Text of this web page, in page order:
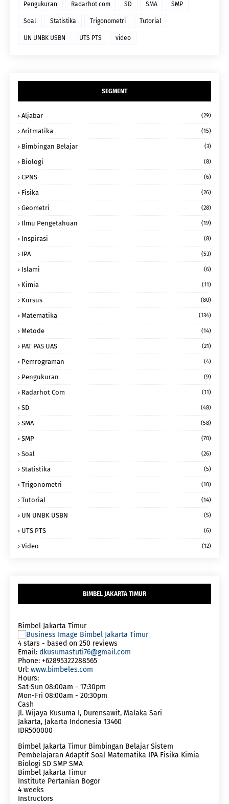
Pengukuran Radarhot com SD SMA SMP
Soal Statistika Trigonometri Tutorial
UN UNBK USBN UTS PTS video
SEGMENT
Aljabar (29)
Aritmatika (15)
Bimbingan Belajar (3)
Biologi (8)
CPNS (6)
Fisika (26)
Geometri (28)
Ilmu Pengetahuan (19)
Inspirasi (8)
IPA (53)
Islami (6)
Kimia (11)
Kursus (80)
Matematika (134)
Metode (14)
PAT PAS UAS (21)
Pemrograman (4)
Pengukuran (9)
Radarhot Com (11)
SD (48)
SMA (58)
SMP (70)
Soal (26)
Statistika (5)
Trigonometri (10)
Tutorial (14)
UN UNBK USBN (5)
UTS PTS (6)
Video (12)
BIMBEL JAKARTA TIMUR
Bimbel Jakarta Timur
4 stars - based on 250 reviews
Email: dkusumastuti76@gmail.com
Phone: +62895322288565
Url: www.bimbeles.com
Hours:
Sat-Sun 08:00am - 17:30pm
Mon-Fri 08:00am - 20:30pm
Cash
Jl. Wijaya Kusuma I, Durensawit, Malaka Sari
Jakarta, Jakarta Indonesia 13460
IDR500000
Bimbel Jakarta Timur Bimbingan Belajar Sistem
Pembelajaran Adaptif Soal Matematika IPA Fisika Kimia
Biologi SD SMP SMA
Bimbel Jakarta Timur
Institute Pertanian Bogor
4 weeks
Instructors